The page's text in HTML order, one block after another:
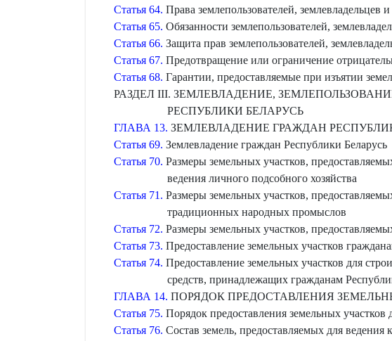
Статья 64. Права землепользователей, землевладельцев
Статья 65. Обязанности землепользователей,
Статья 66. Защита прав землепользователей,
Статья 67. Предотвращение или ограничение
Статья 68. Гарантии, предоставляемые при изъятии
РАЗДЕЛ ІІІ. ЗЕМЛЕВЛАДЕНИЕ,
РЕСПУБЛИКИ БЕЛАРУСЬ
ГЛАВА 13. ЗЕМЛЕВЛАДЕНИЕ ГРАЖДАН
Статья 69. Землевладение граждан Республики Беларусь
Статья 70. Размеры земельных участков,
ведения личного подсобного хозяйства
Статья 71. Размеры земельных участков,
традиционных народных промыслов
Статья 72. Размеры земельных участков,
Статья 73. Предоставление земельных участков
Статья 74. Предоставление земельных участков для
средств, принадлежащих гражданам
ГЛАВА 14. ПОРЯДОК ПРЕДОСТАВЛЕНИЯ
Статья 75. Порядок предоставления земельных участков
Статья 76. Состав земель, предоставляемых для ведения